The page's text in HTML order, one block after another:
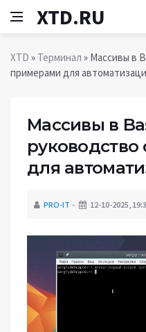
XTD.RU
XTD » Терминал » Массивы в
примерами для
Массивы в
для
PRO-IT 12-10-2025,